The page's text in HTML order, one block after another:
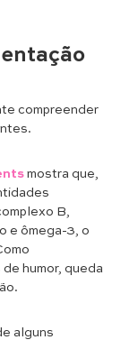
compreender
mostra que,
B,
e ômega-3, o
humor, queda
alguns